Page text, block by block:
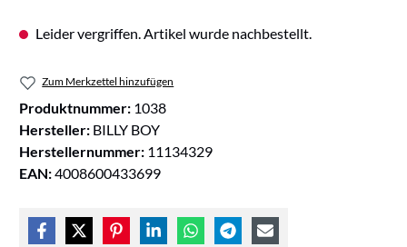
Leider vergriffen. Artikel wurde nachbestellt.
Zum Merkzettel hinzufügen
Produktnummer: 1038
Hersteller: BILLY BOY
Herstellernummer: 11134329
EAN:4008600433699